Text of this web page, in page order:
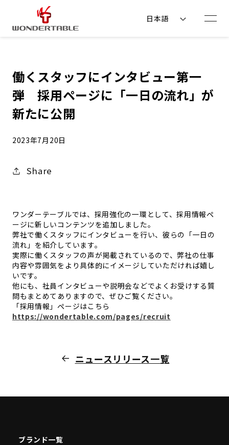
ンツに
進む
日本語
働くスタッフにインタビュー第一
弾 採用ページに「一日の流れ」が
新たに公開
2023年7月20日
Share
ワンダーテーブルでは、採用強化の一環として、採用情報ペ
ージに新しいコンテンツを追加しました。
弊社で働くスタッフにインタビューを行い、彼らの「一日の
流れ」 を紹介しています。
実際に働くスタッフの声が掲載されているので、弊社の仕事
内容や雰囲気をより具体的にイメージしていただければ嬉し
いです。
他にも、 社員インタビューや説明会などでよくお受けする質
問もまとめてあ りますので、ぜひご覧ください。
「採用情報」ページはこちら
https://wondertable.com/pages/recruit
ニュースリリース一覧
ブランド一覧